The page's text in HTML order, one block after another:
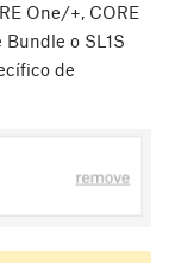
One/+, CORE
o SL1S
de